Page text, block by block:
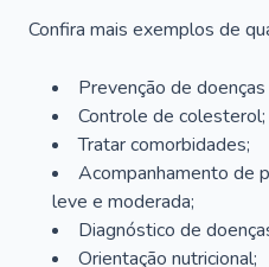
Confira mais exemplos de
Prevenção de
Controle de colesterol;
Tratar comorbidades;
Acompanhamento de
leve e moderada;
Diagnóstico de
Orientação nutricional;